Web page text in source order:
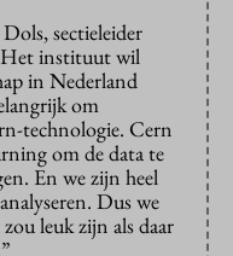
sectieleider
Het instituut wil
in Nederland
om
technologie. Cern
om de data te
En we zijn heel
Dus we
leuk zijn als daar